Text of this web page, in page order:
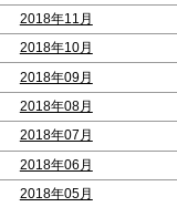
2018年11月
2018年10月
2018年09月
2018年08月
2018年07月
2018年06月
2018年05月